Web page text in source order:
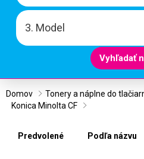
3. Model
Vyhľadať
Domov
Tonery a náplne do
Konica Minolta CF
Predvolené Podľa názvu